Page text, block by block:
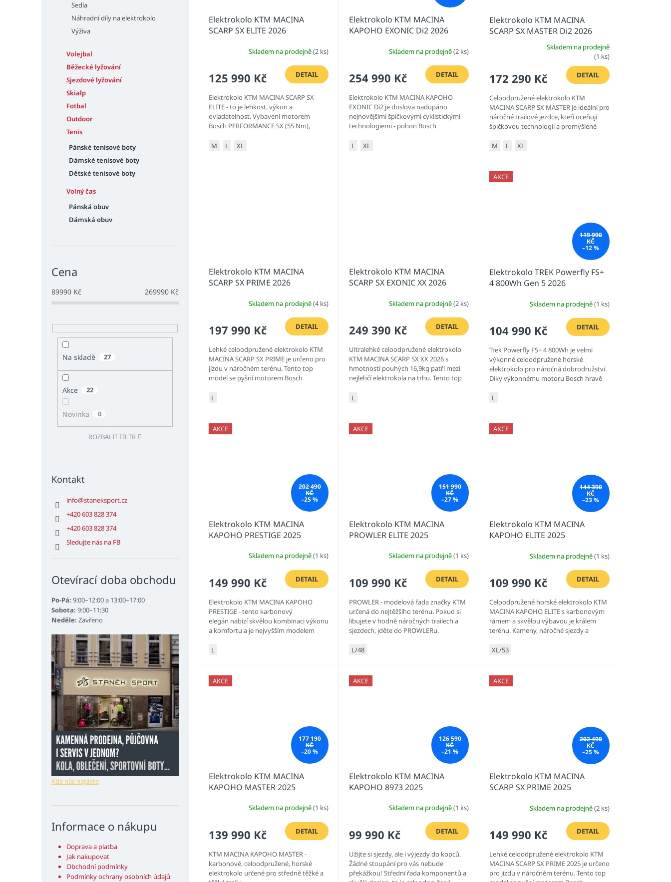
Sedla
Náhradní díly na elektrokolo
Výživa
Volejbal
Běžecké lyžování
Sjezdové lyžování
Skialp
Fotbal
Outdoor
Tenis
Pánské tenisové boty
Dámské tenisové boty
Dětské tenisové boty
Volný čas
Pánská obuv
Dámská obuv
Cena
89990 Kč 269990 Kč
Na skladě 27
Akce 22
Novinka 0
ROZBALIT FILTR
Kontakt
info@staneksport.cz
+420 603 828 374
+420 603 828 374
Sledujte nás na FB
Otevírací doba obchodu
Po-Pá: 9:00–12:00 a 13:00–17:00
Sobota: 9:00–11:30
Neděle: Zavřeno
Kde nás najdete
Informace o nákupu
Doprava a platba
Jak nakupovat
Obchodní podmínky
Podmínky ochrany osobních údajů
Elektrokolo KTM MACINA
SCARP SX ELITE 2026
Skladem na prodejně(2 ks)
125 990 Kč DETAIL
Elektrokolo KTM MACINA SCARP SX
ELITE - to je lehkost, výkon a
ovladatelnost. Vybavení motorem
Bosch PERFORMANCE SX (55 Nm),
odpružením RockShox,...
M L XL
Elektrokolo KTM MACINA
KAPOHO EXONIC Di2 2026
Skladem na prodejně(2 ks)
254 990 Kč DETAIL
Elektrokolo KTM MACINA KAPOHO
EXONIC Di2 je doslova nadupáno
nejnovějšími špičkovými cyklistickými
technologiemi - pohon Bosch
bezdrátová...
L XL
Elektrokolo KTM MACINA
SCARP SX MASTER Di2 2026
je
z
5
hvězdiček.
Skladem na prodejně
(1 ks)
172 290 Kč DETAIL
Celoodpružené elektrokolo KTM
MACINA SCARP SX MASTER je ideální pro
náročné trailové jezdce, kteří oceňují
špičkovou technologii a promyšlené
M
L XL
Elektrokolo KTM MACINA
SCARP SX PRIME 2026
Skladem na prodejně(4 ks)
197 990 Kč DETAIL
Lehké celoodpružené elektrokolo KTM
MACINA SCARP SX PRIME je určeno pro
jízdu v náročném terénu. Tento top
model se pyšní motorem Bosch
odpružením...
L
Elektrokolo KTM MACINA
SCARP SX EXONIC XX 2026
Skladem na prodejně(2 ks)
249 390 Kč DETAIL
Ultralehké celoodpružené elektrokolo
KTM MACINA SCARP SX XX 2026 s
hmotností pouhých 16,9kg patří mezi
nejlehčí elektrokola na trhu. Tento top
L
AKCE
119 990
KČ
–12 %
Elektrokolo TREK Powerfly FS+
4 800Wh Gen 5 2026
Skladem na prodejně(1 ks)
104 990 Kč DETAIL
Trek Powerfly FS+ 4 800Wh je velmi
výkonné celoodpružené horské
elektrokolo pro náročná dobrodružství.
Díky výkonnému motoru Bosch hravě
L
AKCE
202 490
KČ
–25 %
Elektrokolo KTM MACINA
KAPOHO PRESTIGE 2025
Skladem na prodejně(1 ks)
149 990 Kč DETAIL
Elektrokolo KTM MACINA KAPOHO
PRESTIGE - tento karbonový
elegán nabízí skvělou kombinaci výkonu
a komfortu a je nejvyšším modelem
L
AKCE
151 990
KČ
–27 %
Elektrokolo KTM MACINA
PROWLER ELITE 2025
Skladem na prodejně(1 ks)
109 990 Kč DETAIL
PROWLER - modelová řada značky KTM
určená do nejtěžšího terénu. Pokud si
libujete v hodně náročných trailech a
sjezdech, jděte do PROWLERu.
L/48
AKCE
144 390
KČ
–23 %
Elektrokolo KTM MACINA
KAPOHO ELITE 2025
Skladem na prodejně(1 ks)
109 990 Kč DETAIL
Celoodpružené horské elektrokolo KTM
MACINA KAPOHO ELITE s karbonovým
rámem a skvělou výbavou je králem
terénu. Kameny, náročné sjezdy a
XL/53
AKCE
177 190
KČ
–20 %
Elektrokolo KTM MACINA
KAPOHO MASTER 2025
Skladem na prodejně(1 ks)
139 990 Kč DETAIL
KTM MACINA KAPOHO MASTER -
karbonové, celoodpružené, horské
elektrokolo určené pro středně těžké a
AKCE
126 590
KČ
–21 %
Elektrokolo KTM MACINA
KAPOHO 8973 2025
Skladem na prodejně(1 ks)
99 990 Kč DETAIL
Užijte si sjezdy, ale i výjezdy do kopců.
Žádné stoupání pro vás nebude
překážkou! Střední řada komponentů a
AKCE
202 490
KČ
–25 %
Elektrokolo KTM MACINA
SCARP SX PRIME 2025
Skladem na prodejně(2 ks)
149 990 Kč DETAIL
Lehké celoodpružené elektrokolo KTM
MACINA SCARP SX PRIME 2025 je určeno
pro jízdu v náročném terénu. Tento top